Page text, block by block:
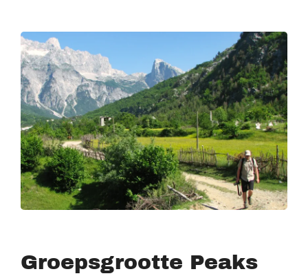
Groepsgrootte Peaks